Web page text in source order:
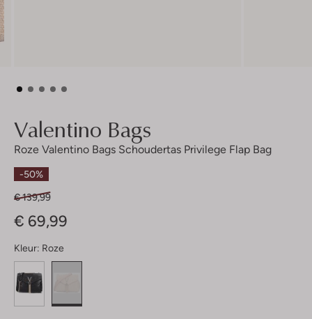
Valentino Bags
Roze Valentino Bags Schoudertas Privilege Flap Bag
-50%
€ 139,99
€ 69,99
Kleur: Roze